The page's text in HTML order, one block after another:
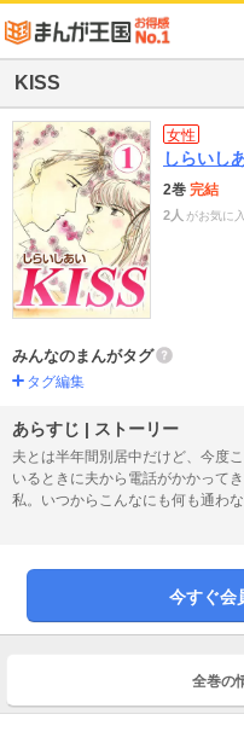
KISS
女性
しらいし
2巻 完結
2人 がお気に
みんなのまんがタグ
タグ編集
あらすじ | ストーリー
夫とは半年間別居中だけど、今度
いるときに夫から電話がかかって
私。いつからこんなにも何も通わ
今すぐ会
全巻の